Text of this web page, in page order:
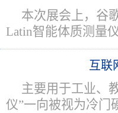
本次展会上，谷
Latin智能体质测量
互联
主要用于工业、
仪”一向被视为冷门